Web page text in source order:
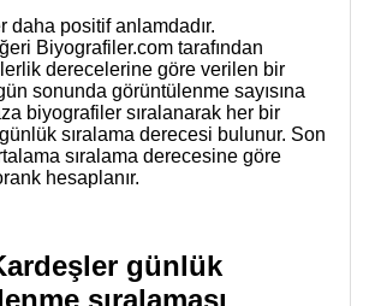
daha positif anlamdadır.
Biyografiler.com tarafından
derecelerine göre verilen bir
sonunda görüntülenme sayısına
biyografiler sıralanarak her bir
sıralama derecesi bulunur. Son
sıralama derecesine göre
hesaplanır.
günlük
sıralaması